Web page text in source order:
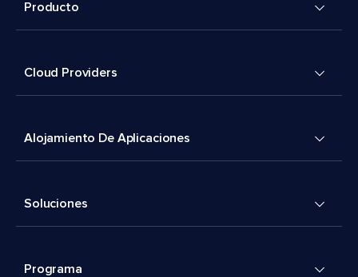
Producto
Cloud Providers
Alojamiento De Aplicaciones
Soluciones
Programa